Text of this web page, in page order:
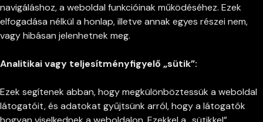
navigáláshoz, a weboldal funkcióinak működéséhez. Ezek
elfogadása nélkül a honlap, illetve annak egyes részei nem,
vagy hibásan jelenhetnek meg.
Analitikai vagy teljesítményfigyelő „sütik”:
Ezek segítenek abban, hogy megkülönböztessük a weboldal
látogatóit, és adatokat gyűjtsünk arról, hogy a látogatók